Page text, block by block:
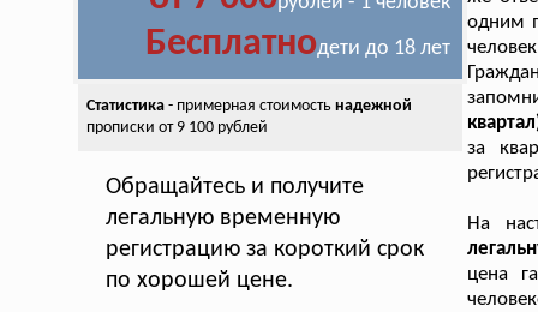
Бесплатнодети до 18 лет
Статистика- примерная стоимость надежной
прописки от 9 100 рублей
Обращайтесь и получите
легальную временную
регистрацию за короткий срок
по хорошей цене.
одним
за
На
цена